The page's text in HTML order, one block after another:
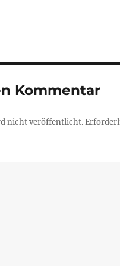
Kommentar
nicht veröffentlicht.